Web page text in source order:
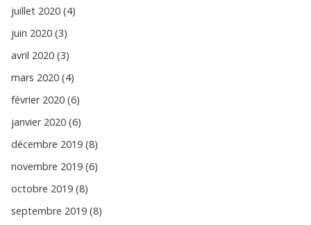
juillet 2020 (4)
juin 2020 (3)
avril 2020 (3)
mars 2020 (4)
février 2020 (6)
janvier 2020 (6)
décembre 2019 (8)
novembre 2019 (6)
octobre 2019 (8)
septembre 2019 (8)